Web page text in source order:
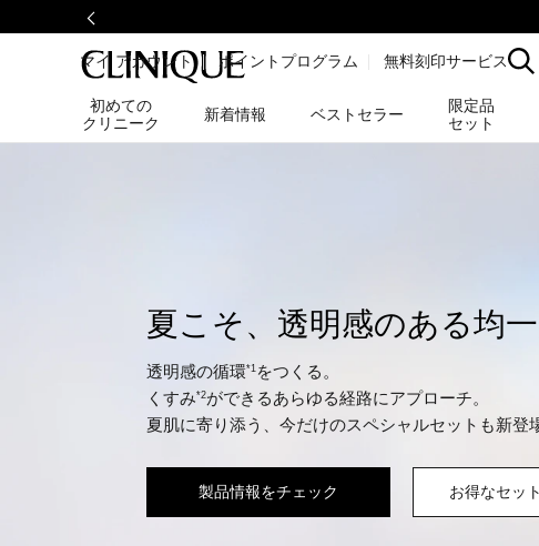
マイ アカウント ポイントプログラム 無料刻印サービス
初めての
クリニーク
新着情報 ベストセラー
限定品
セット
夏こそ、透明感のある均一
透明感の循環*1 をつくる。
くすみ*2ができるあらゆる経路にアプローチ。
夏肌に寄り添う、今だけのスペシャルセットも新登
製品情報をチェック お得なセッ